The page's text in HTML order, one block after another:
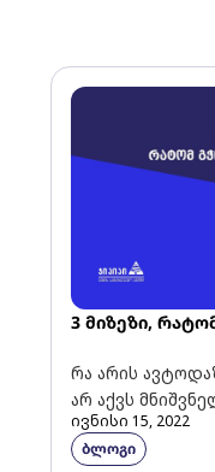
3 მიზეზი,
რა არის
არ აქვს
ავტომობილი
რამდენწლიანი
ივნისი 15, 2022
ბლოგი